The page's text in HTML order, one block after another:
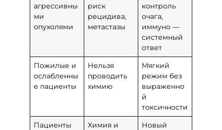
агрессивны
ми
опухолями
риск
рецидива,
метастазы
контроль
очага,
иммуно —
системный
ответ
Пожилые и
ослабленны
е пациенты
Нельзя
проводить
химию
Мягкий
режим без
выраженно
й
токсичности
Пациенты
Химия и
Новый